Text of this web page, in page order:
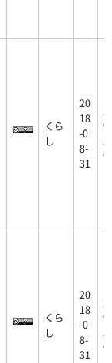
くら
し
20
18
-0
8-
31
9
くら
し
20
18
-0
8-
31
9